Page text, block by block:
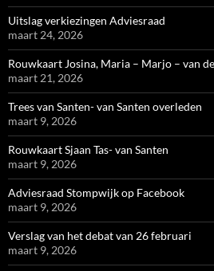
Uitslag verkiezingen Adviesraad
maart 24, 2026
Rouwkaart Josina, Maria – Marjo – van
maart 21, 2026
Trees van Santen- van Santen overleden
maart 9, 2026
Rouwkaart Sjaan Tas- van Santen
maart 9, 2026
Adviesraad Stompwijk op Facebook
maart 9, 2026
Verslag van het debat van 26 februari
maart 9, 2026